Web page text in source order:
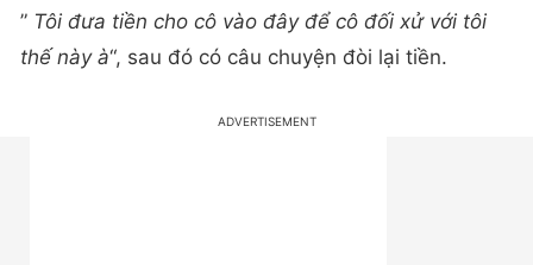
” Tôi đưa tiền cho cô vào đây để cô đối xử với tôi
thế này à“, sau đó có câu chuyện đòi lại tiền.